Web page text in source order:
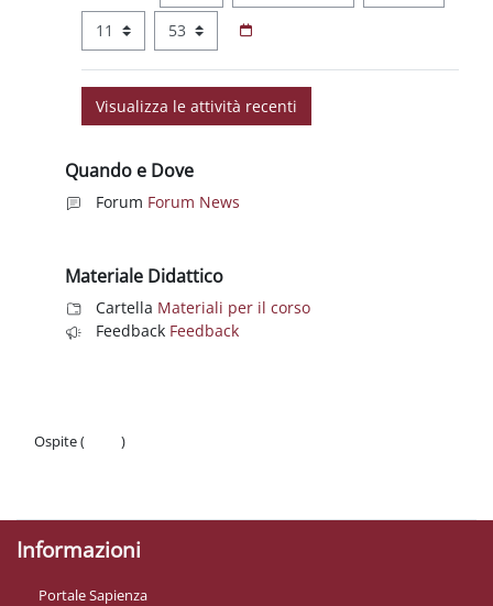
Ora Minuto
Quando e Dove
Forum Forum News
Materiale Didattico
Cartella Materiali per il corso
Feedback Feedback
Ospite (
)
Informazioni
Portale Sapienza